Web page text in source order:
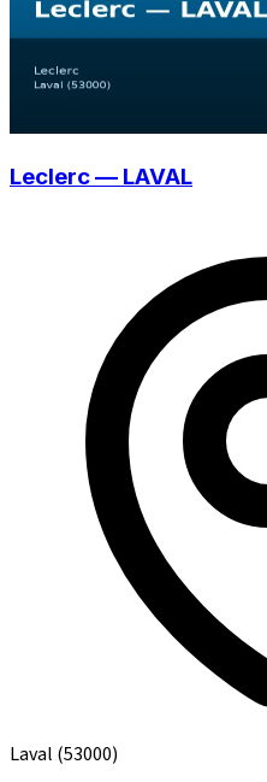
Leclerc — LAVAL
Laval (53000)